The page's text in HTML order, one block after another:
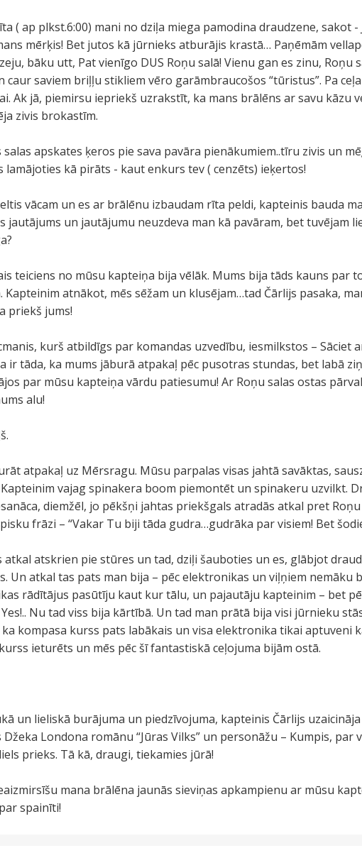
( ap plkst.6:00) mani no dziļa miega pamodina draudzene, sakot -
mērķis! Bet jutos kā jūrnieks atburājis krastā… Paņēmām
bāku utt, Pat vienīgo DUS Roņu salā! Vienu gan es zinu, Roņu
caur saviem briļļu stikliem vēro garāmbraucošos “tūristus”. Pa
Ak jā, piemirsu iepriekš uzrakstīt, ka mans brālēns ar savu kāzu
zivis brokastīm.
salas apskates ķeros pie sava pavāra pienākumiem..tīru zivis un
lamājoties kā pirāts - kaut enkurs tev ( cenzēts) ieķertos!
vācam un es ar brālēnu izbaudam rīta peldi, kapteinis bauda
jautājums un jautājumu neuzdeva man kā pavāram, bet tuvējam
teiciens no mūsu kapteiņa bija vēlāk. Mums bija tāds kauns par
Kapteinim atnākot, mēs sēžam un klusējam…tad Čārlijs pasaka,
priekš jums!
kurš atbildīgs par komandas uzvedību, iesmilkstos – Sāciet
ir tāda, ka mums jāburā atpakaļ pēc pusotras stundas, bet labā
par mūsu kapteiņa vārdu patiesumu! Ar Roņu salas ostas
alu!
atpakaļ uz Mērsragu. Mūsu parpalas visas jahtā savāktas,
Kapteinim vajag spinakera boom piemontēt un spinakeru uzvilkt.
diemžēl, jo pēkšņi jahtas priekšgals atradās atkal pret
frāzi – “Vakar Tu biji tāda gudra…gudrāka par visiem! Bet
atkal atskrien pie stūres un tad, dziļi šauboties un es, glābjot
Un atkal tas pats man bija – pēc elektronikas un viļņiem nemāku
rādītājus pasūtīju kaut kur tālu, un pajautāju kapteinim – bet
Nu tad viss bija kārtībā. Un tad man prātā bija visi jūrnieku
ka kompasa kurss pats labākais un visa elektronika tikai aptuveni
ieturēts un mēs pēc šī fantastiskā ceļojuma bijām ostā.
un lieliskā burājuma un piedzīvojuma, kapteinis Čārlijs
Džeka Londona romānu “Jūras Vilks” un personāžu – Kumpis,
prieks. Tā kā, draugi, tiekamies jūrā!
mana brālēna jaunās sieviņas apkampienu ar mūsu
spainīti!